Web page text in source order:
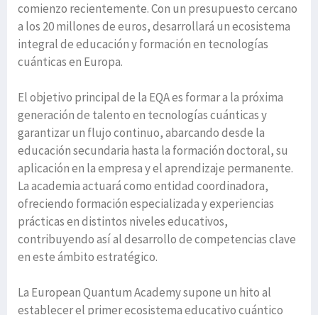
comienzo recientemente. Con un presupuesto cercano
a los 20 millones de euros, desarrollará un ecosistema
integral de educación y formación en tecnologías
cuánticas en Europa.
El objetivo principal de la EQA es formar a la próxima
generación de talento en tecnologías cuánticas y
garantizar un flujo continuo, abarcando desde la
educación secundaria hasta la formación doctoral, su
aplicación en la empresa y el aprendizaje permanente.
La academia actuará como entidad coordinadora,
ofreciendo formación especializada y experiencias
prácticas en distintos niveles educativos,
contribuyendo así al desarrollo de competencias clave
en este ámbito estratégico.
La European Quantum Academy supone un hito al
establecer el primer ecosistema educativo cuántico